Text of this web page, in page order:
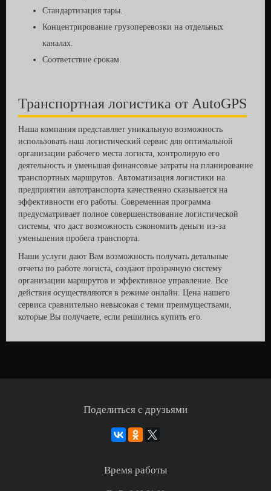
Стандартизация тары.
Концентрирование грузоперевозки на отдельных
каналах.
Соответствие срокам.
Транспортная логистика от AutoGPS
Наша компания представляет уникальную возможность
использовать наш логистический сервис для оптимальной
организации рабочего места логиста, контролирую его
деятельность и уменьшая финансовые затраты на планирование
транспортных маршрутов. Автоматизация логистики на
предприятии автотранспорта качественно сказывается на
эффективности его работы. Современная программа
предусматривает полное совершенствование логистической
системы, что даст возможность сэкономить деньги из-за
уменьшения пробега транспорта.
Наши услуги дают Вам возможность получать детальные
отчеты по работе логиста, создают прозрачную систему
организации маршрутов и эффективное управление. Все
действия осуществляются в режиме онлайн. Цена нашего
сервиса сравнительно невысокая с теми преимуществами,
которые Вы получаете, если решились купить его.
Поделиться с друзьями
Время работы